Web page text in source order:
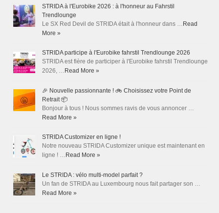
STRIDA à l'Eurobike 2026 : à l'honneur au Fahrstil
Trendlounge
Le SX Red Devil de STRIDA était à l'honneur dans … Read
More »
STRIDA participe à l'Eurobike fahrstil Trendlounge 2026
STRIDA est fière de participer à l'Eurobike fahrstil Trendlounge
2026, … Read More »
🎉 Nouvelle passionnante ! 🚲 Choisissez votre Point de
Retrait 📦
Bonjour à tous ! Nous sommes ravis de vous annoncer …
Read More »
STRIDA Customizer en ligne !
Notre nouveau STRIDA Customizer unique est maintenant en
ligne ! … Read More »
Le STRIDA : vélo multi-model parfait ?
Un fan de STRIDA au Luxembourg nous fait partager son …
Read More »